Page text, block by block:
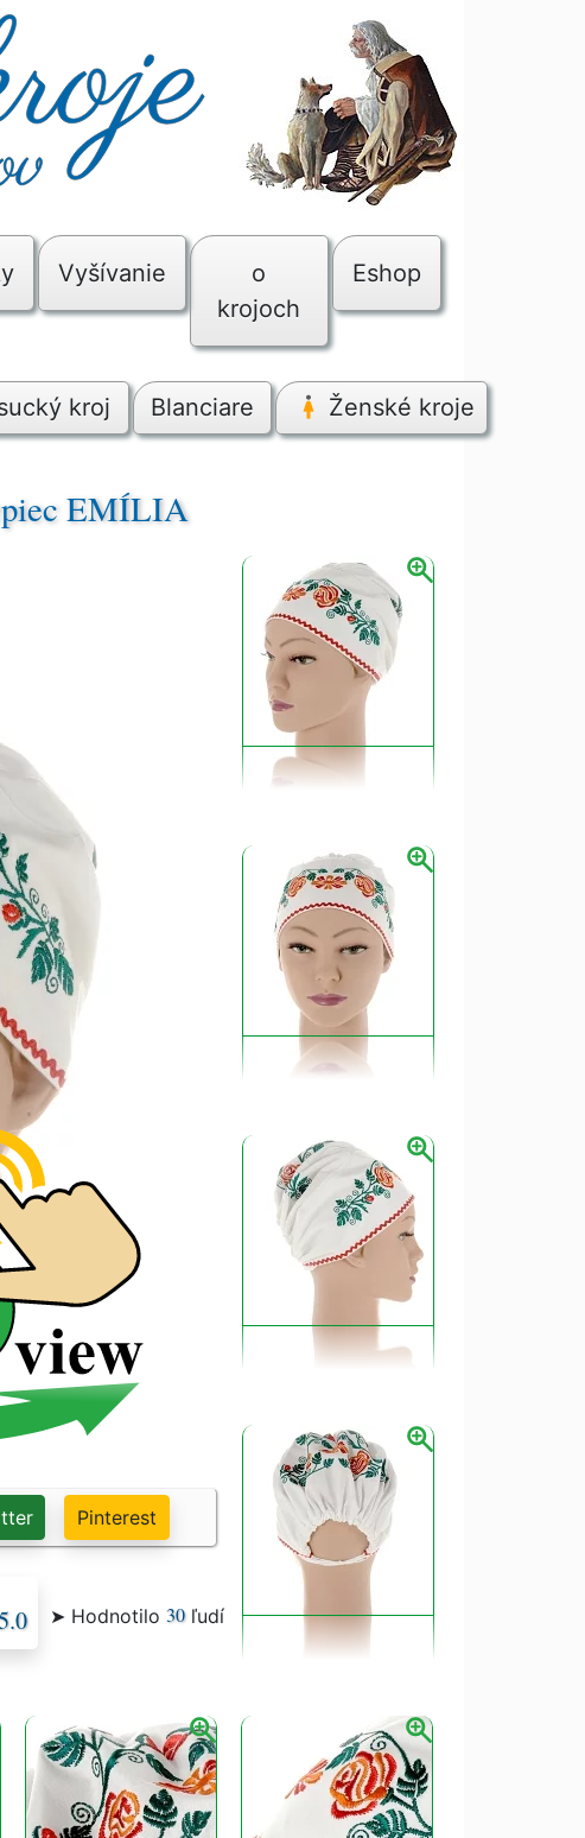
Vyšívanie
o
krojoch
Eshop
kroj Blanciare Ženské kroje
EMÍLIA
vkusu a zručností. Zdobenie čepca bolo pre
s výraznými farbami.
s použitím všetkých dostupných techník a
bežné čepce.
na praktickosť.
Pinterest
➤ Hodnotilo30ľudí